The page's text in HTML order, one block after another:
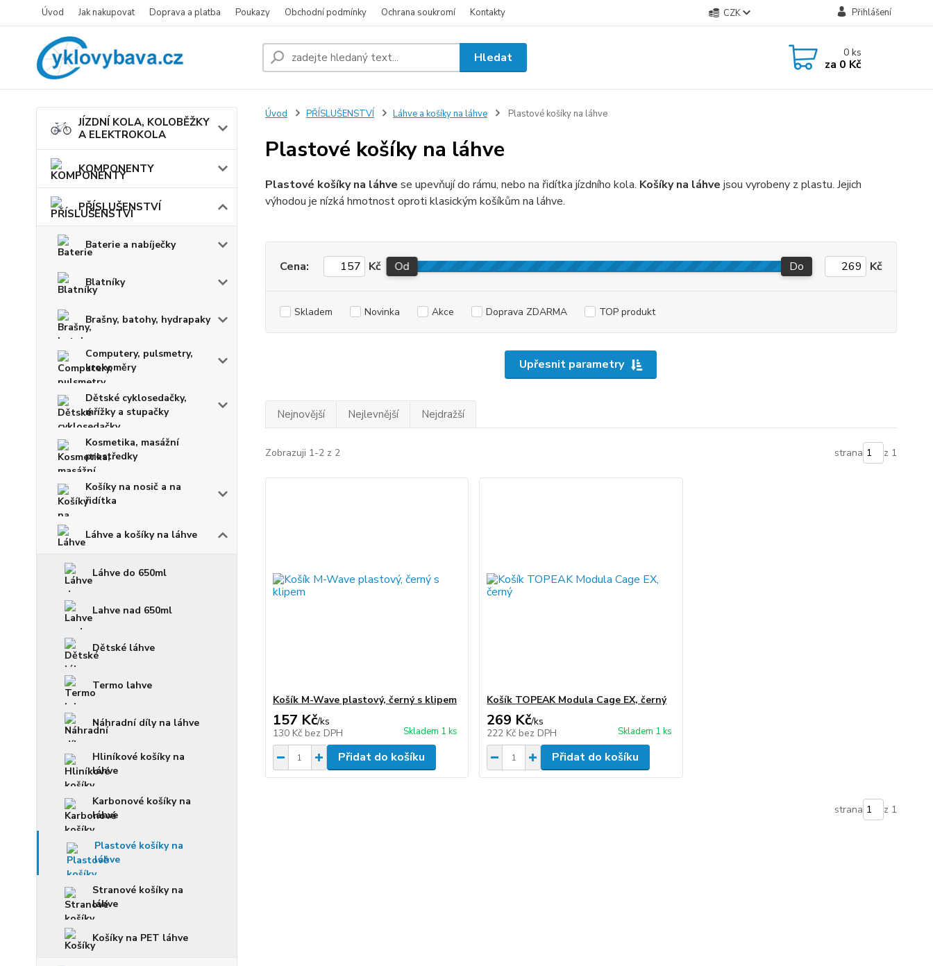
Úvod Jak nakupovat Doprava a platba Poukazy Obchodní podmínky Ochrana soukromí Kontakty CZK Přihlášení
Hledat 0ks
za 0 Kč
JÍZDNÍ KOLA, KOLOBĚŽKY
A ELEKTROKOLA
KOMPONENTY
PŘÍSLUŠENSTVÍ
Baterie a nabíječky
Blatníky
Brašny, batohy, hydrapaky
Computery, pulsmetry,
krokoměry
Dětské cyklosedačky,
mřížky a stupačky
Kosmetika, masážní
prostředky
Košíky na nosič a na
řidítka
Láhve a košíky na láhve
Láhve do 650ml
Lahve nad 650ml
Dětské láhve
Termo lahve
Náhradní díly na láhve
Hliníkové košíky na
láhve
Karbonové košíky na
láhve
Plastové košíky na
láhve
Stranové košíky na
láhve
Košíky na PET láhve
Úvod PŘÍSLUŠENSTVÍ Láhve a košíky na láhve Plastové košíky na láhve
Plastové košíky na láhve
Plastové košíky na láhve se upevňují do rámu, nebo na řidítka jízdního kola. Košíky na láhve jsou vyrobeny z plastu. Jejich
výhodou je nízká hmotnost oproti klasickým košíkům na láhve.
Upřesnit parametry
Cena: Kč Od Do Kč
Skladem Novinka Akce Doprava ZDARMA TOP produkt
Nejnovější Nejlevnější Nejdražší
Zobrazuji 1-2 z 2 strana z 1
Košík M-Wave plastový, černý s klipem
157 Kč/ks
130 Kč bez DPH Skladem 1 ks
Přidat do košíku
Košík TOPEAK Modula Cage EX, černý
269 Kč/ks
222 Kč bez DPH Skladem 1 ks
Přidat do košíku
strana z 1